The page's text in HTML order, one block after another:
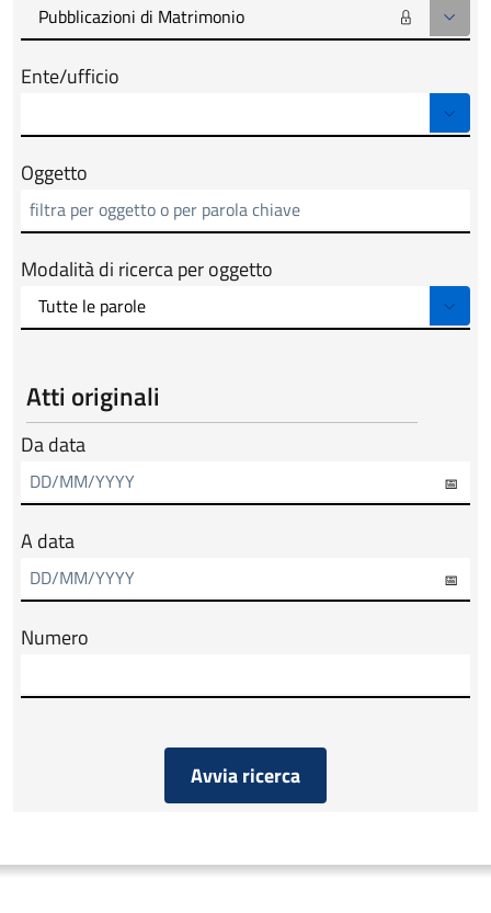
Ente/ufficio
Oggetto
Modalità di ricerca per oggetto
Atti originali
Da data
A data
Numero
Avvia ricerca